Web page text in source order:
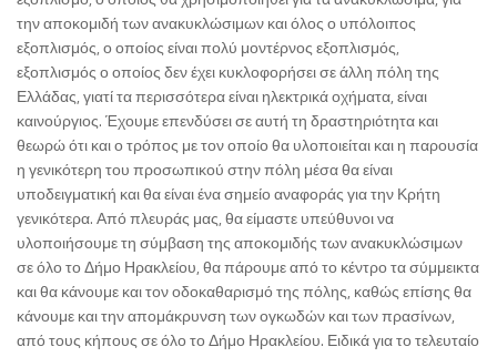
την αποκομιδή των ανακυκλώσιμων και όλος ο υπόλοιπος
εξοπλισμός, ο οποίος είναι πολύ μοντέρνος εξοπλισμός,
εξοπλισμός ο οποίος δεν έχει κυκλοφορήσει σε άλλη πόλη της
Ελλάδας, γιατί τα περισσότερα είναι ηλεκτρικά οχήματα, είναι
καινούργιος. Έχουμε επενδύσει σε αυτή τη δραστηριότητα και
θεωρώ ότι και ο τρόπος με τον οποίο θα υλοποιείται και η παρουσία
η γενικότερη του προσωπικού στην πόλη μέσα θα είναι
υποδειγματική και θα είναι ένα σημείο αναφοράς για την Κρήτη
γενικότερα. Από πλευράς μας, θα είμαστε υπεύθυνοι να
υλοποιήσουμε τη σύμβαση της αποκομιδής των ανακυκλώσιμων
σε όλο το Δήμο Ηρακλείου, θα πάρουμε από το κέντρο τα σύμμεικτα
και θα κάνουμε και τον οδοκαθαρισμό της πόλης, καθώς επίσης θα
κάνουμε και την απομάκρυνση των ογκωδών και των πρασίνων,
από τους κήπους σε όλο το Δήμο Ηρακλείου. Ειδικά για το τελευταίο